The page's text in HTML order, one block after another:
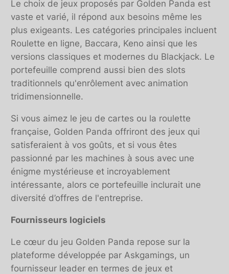
Le choix de jeux proposés par Golden Panda est
vaste et varié, il répond aux besoins même les
plus exigeants. Les catégories principales incluent
Roulette en ligne, Baccara, Keno ainsi que les
versions classiques et modernes du Blackjack. Le
portefeuille comprend aussi bien des slots
traditionnels qu'enrôlement avec animation
tridimensionnelle.
Si vous aimez le jeu de cartes ou la roulette
française, Golden Panda offriront des jeux qui
satisferaient à vos goûts, et si vous êtes
passionné par les machines à sous avec une
énigme mystérieuse et incroyablement
intéressante, alors ce portefeuille inclurait une
diversité d’offres de l'entreprise.
Fournisseurs logiciels
Le cœur du jeu Golden Panda repose sur la
plateforme développée par Askgamings, un
fournisseur leader en termes de jeux et